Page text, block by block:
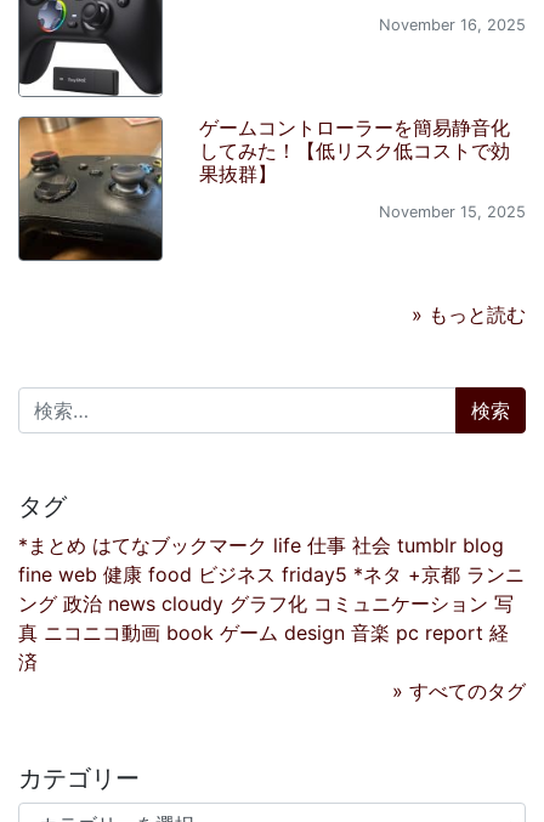
November 16, 2025
ゲームコントローラーを簡易静音化
してみた！【低リスク低コストで効
果抜群】
November 15, 2025
» もっと読む
検索:
タグ
*まとめ はてなブックマーク life 仕事 社会 tumblr blog
fine web 健康 food ビジネス friday5 *ネタ +京都 ランニ
ング 政治 news cloudy グラフ化 コミュニケーション 写
真 ニコニコ動画 book ゲーム design 音楽 pc report 経
済
» すべてのタグ
カテゴリー
カテゴリー